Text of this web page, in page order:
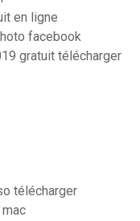
en ligne
facebook
gratuit télécharger
télécharger